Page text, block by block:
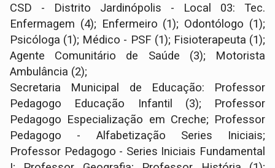
CSD - Distrito Jardinópolis - Local 03: Tec.
Enfermagem (4); Enfermeiro (1); Odontólogo (1);
Psicóloga (1); Médico - PSF (1); Fisioterapeuta (1);
Agente Comunitário de Saúde (3); Motorista
Ambulância (2);
Secretaria Municipal de Educação: Professor
Pedagogo Educação Infantil (3); Professor
Pedagogo Especialização em Creche; Professor
Pedagogo - Alfabetização Series Iniciais;
Professor Pedagogo - Series Iniciais Fundamental